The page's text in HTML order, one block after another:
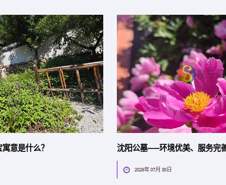
意是什么？ 沈阳公墓——环境优美、服务完
 2026年 07月 30日